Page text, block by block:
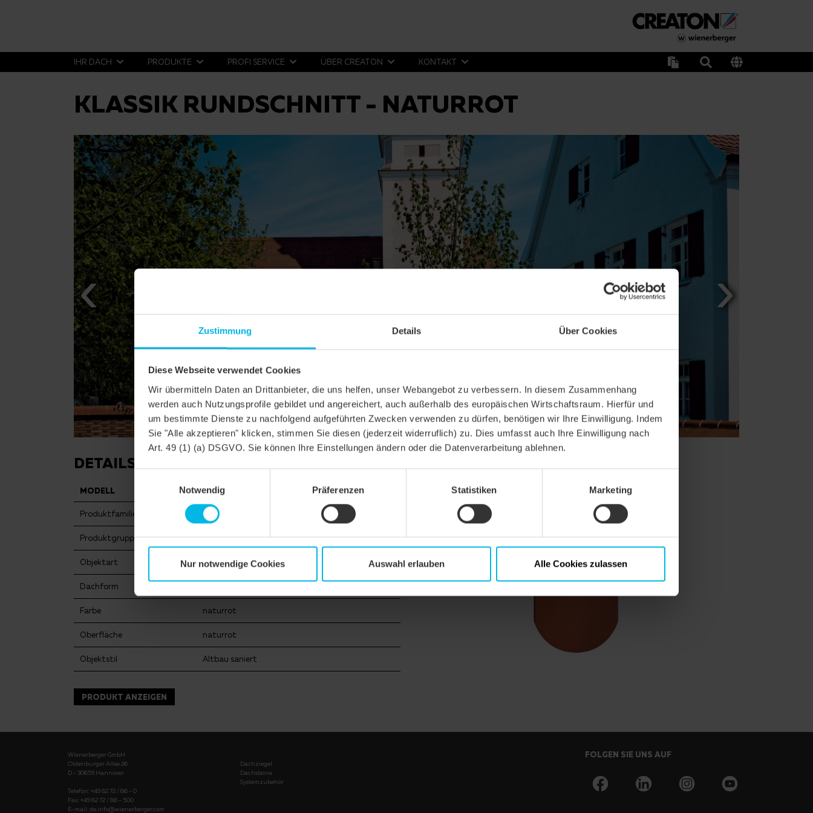
Zustimmung Details Über Cookies
Diese Webseite verwendet Cookies
Wir übermitteln Daten an Drittanbieter, die uns helfen, unser Webangebot zu verbessern. In diesem Zusammenhang
werden auch Nutzungsprofile gebildet und angereichert, auch außerhalb des europäischen Wirtschaftsraum. Hierfür und
um bestimmte Dienste zu nachfolgend aufgeführten Zwecken verwenden zu dürfen, benötigen wir Ihre Einwilligung. Indem
Sie "Alle akzeptieren" klicken, stimmen Sie diesen (jederzeit widerruflich) zu. Dies umfasst auch Ihre Einwilligung nach
Art. 49 (1) (a) DSGVO. Sie können Ihre Einstellungen ändern oder die Datenverarbeitung ablehnen.
Notwendig
Präferenzen Statistiken Marketing
Nur notwendige Cookies Auswahl erlauben Alle Cookies zulassen
IHR DACH PRODUKTE PROFI SERVICE ÜBER CREATON KONTAKT
KLASSIK RUNDSCHNITT - NATURROT
DETAILS
MODELL KLASSIK RUNDSCHNITT
Produktfamilie Biberschwanzziegel KLASSIK
Produktgruppe Dachziegel
Objektart Kirche
Dachform
Farbe naturrot
Oberfläche naturrot
Objektstil Altbau saniert
PRODUKT ANZEIGEN
Wienerberger GmbH
Oldenburger Allee 26
D - 30659 Hannover
Telefon: +49 82 72 / 86 - 0
Fax: +49 82 72 / 86 - 500
E-mail: de.info@wienerberger.com
Dachziegel
Dachsteine
Systemzubehör
FOLGEN SIE UNS AUF